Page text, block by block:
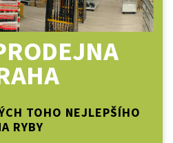
TOHO NEJLEPŠÍHO
RYBY